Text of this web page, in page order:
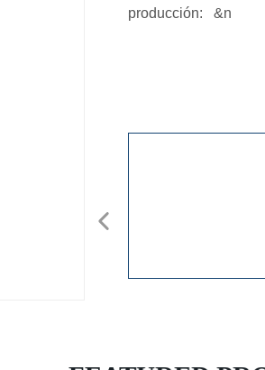
producción: &n